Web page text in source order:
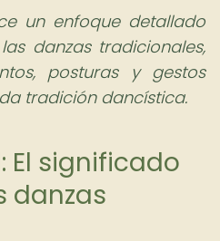
un enfoque detallado
danzas tradicionales,
posturas y gestos
tradición dancística.
El significado
danzas